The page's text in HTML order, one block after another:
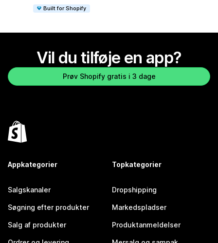
Built for Shopify
Vil du tilføje en app?
Prøv Shopify gratis i 3 dage
Appkategorier
Salgskanaler
Søgning efter produkter
Salg af produkter
Topkategorier
Dropshipping
Markedspladser
Produktanmeldelser